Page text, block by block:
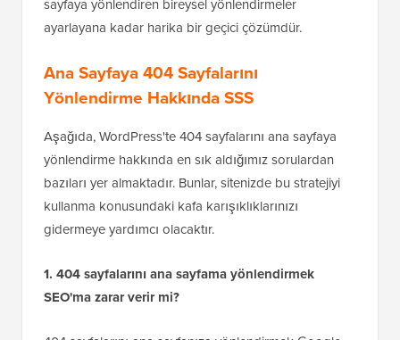
ana sayfanıza yönlendirmek istemezsiniz. Bu, daha iyi
dönüşüm sağlayacak özel bir404 sayfa tasarımı
sayfaya yönlendiren bireysel yönlendirmeler
ayarlayana kadar harika bir geçici çözümdür.
Ana Sayfaya 404 Sayfalarını
Yönlendirme Hakkında SSS
Aşağıda, WordPress'te 404 sayfalarını ana sayfaya
yönlendirme hakkında en sık aldığımız sorulardan
kullanma konusundaki kafa karışıklıklarınızı
gidermeye yardımcı olacaktır.